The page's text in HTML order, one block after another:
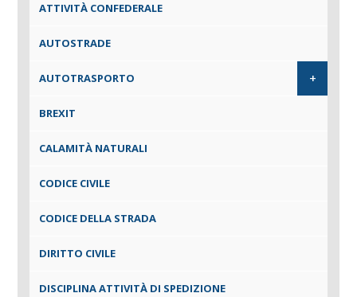
ATTIVITÀ CONFEDERALE
AUTOSTRADE
AUTOTRASPORTO +
BREXIT
CALAMITÀ NATURALI
CODICE CIVILE
CODICE DELLA STRADA
DIRITTO CIVILE
DISCIPLINA ATTIVITÀ DI SPEDIZIONE